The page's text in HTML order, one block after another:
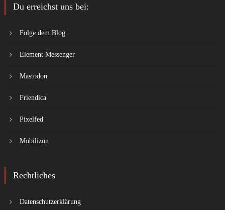
Du erreichst uns bei:
Folge dem Blog
Element Messenger
Mastodon
Friendica
Pixelfed
Mobilizon
Rechtliches
Datenschutzerklärung